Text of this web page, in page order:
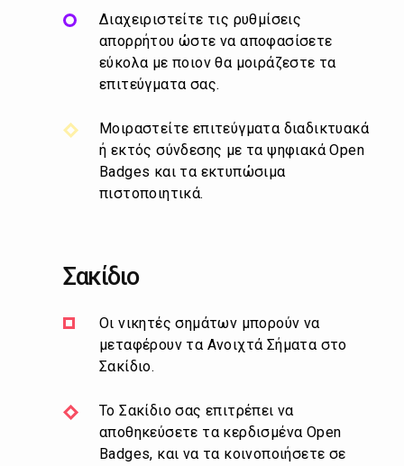
Διαχειριστείτε τις ρυθμίσεις
απορρήτου ώστε να αποφασίσετε
εύκολα με ποιον θα μοιράζεστε τα
επιτεύγματα σας.
Μοιραστείτε επιτεύγματα διαδικτυακά
ή εκτός σύνδεσης με τα ψηφιακά Open
Badges και τα εκτυπώσιμα
πιστοποιητικά.
Σακίδιο
Οι νικητές σημάτων μπορούν να
μεταφέρουν τα Ανοιχτά Σήματα στο
Σακίδιο.
Το Σακίδιο σας επιτρέπει να
αποθηκεύσετε τα κερδισμένα Open
Badges, και να τα κοινοποιήσετε σε